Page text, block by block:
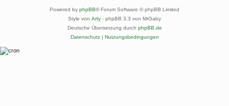
Powered by phpBB® Forum Software © phpBB Limited
Style von Arty - phpBB 3.3 von MrGaby
Deutsche Übersetzung durch phpBB.de
Datenschutz| Nutzungsbedingungen